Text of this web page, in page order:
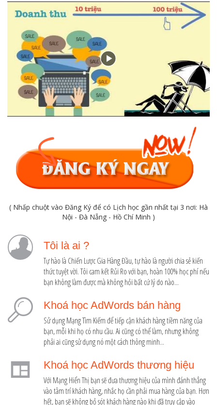
( Nhấp chuột vào Đăng Ký để có Lịch học gần nhất tại 3 nơi: Hà
Nội - Đà Nẵng - Hồ Chí Minh )
Tôi là ai ?
Tự hào là Chiến Lược Gia Hàng Đầu, tự hào là người chia sẻ kiến
thức tuyệt vời. Tôi cam kết Rủi Ro với bạn, hoàn 100% học phí nếu
bạn không làm được mà không hỏi bất cứ lý do nào...
Khoá học AdWords bán hàng
Sử dụng Mạng Tìm Kiếm để tiếp cận khách hàng tiềm năng của
bạn, mỗi khi họ có nhu cầu. Ai cũng có thể làm, nhưng không
phải ai cũng sử dụng nó một cách thông minh...
Khoá học AdWords thương hiệu
Với Mạng Hiển Thị bạn sẽ đưa thương hiệu của mình đánh thẳng
vào tâm trí khách hàng, nhắc họ cần phải mua hàng của bạn. Hơn
hết, bạn sẽ không bỏ sót khách hàng nào khi đã truy cập vào